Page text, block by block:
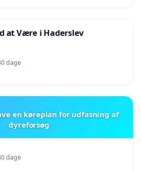
at Være i Haderslev
dage
en køreplan for udfasning af
dyreforsøg
dage